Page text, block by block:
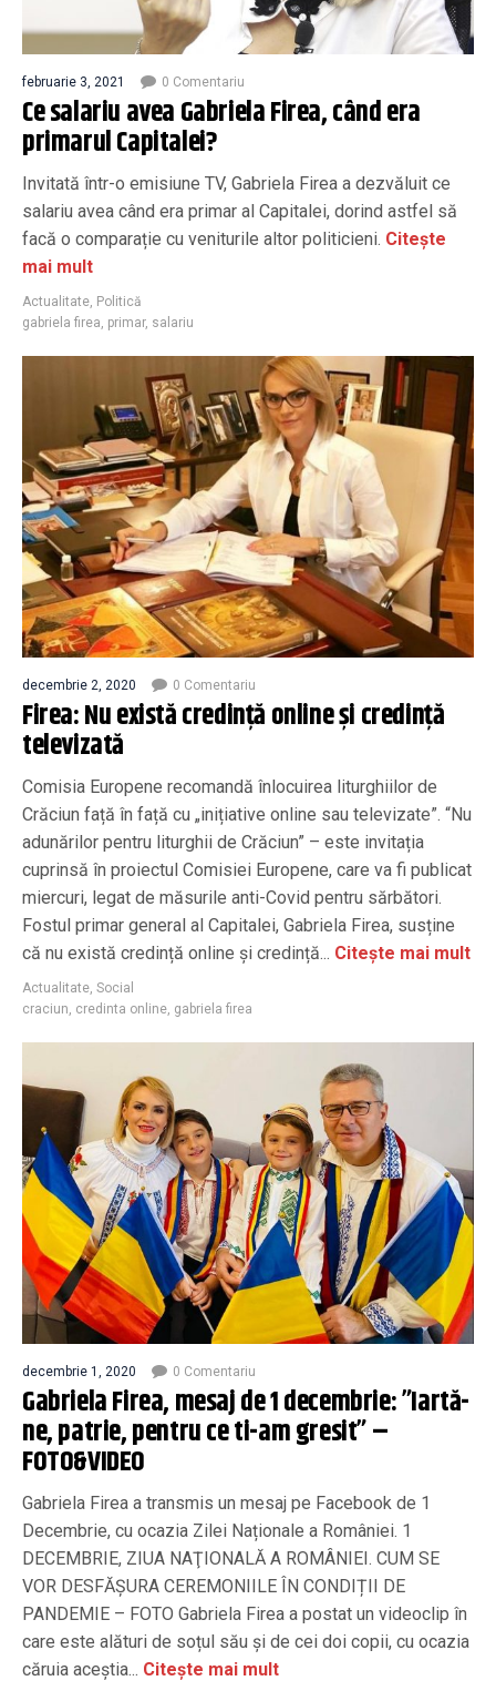
februarie 3, 2021 0 Comentariu
Ce salariu avea Gabriela Firea, când era
primarul Capitalei?
Invitată într-o emisiune TV, Gabriela Firea a dezvăluit ce
salariu avea când era primar al Capitalei, dorind astfel să
facă o comparație cu veniturile altor politicieni. Citește
mai mult
Actualitate Politică
gabriela firea primar, salariu
decembrie 2, 2020 0 Comentariu
Firea: Nu există credință online și credință
televizată
Comisia Europene recomandă înlocuirea liturghiilor de
Crăciun față în față cu „inițiative online sau televizate”. “Nu
adunărilor pentru liturghii de Crăciun” – este invitația
cuprinsă în proiectul Comisiei Europene, care va fi publicat
miercuri, legat de măsurile anti-Covid pentru sărbători.
Fostul primar general al Capitalei, Gabriela Firea, susține
că nu există credință online și credință... Citește mai mult
Actualitate Social
craciun credinta online gabriela firea
decembrie 1, 2020 0 Comentariu
Gabriela Firea, mesaj de 1 decembrie: ”Iartă-
ne, patrie, pentru ce ti-am gresit” –
FOTO&VIDEO
Gabriela Firea a transmis un mesaj pe Facebook de 1
Decembrie, cu ocazia Zilei Naționale a României. 1
DECEMBRIE, ZIUA NAŢIONALĂ A ROMÂNIEI. CUM SE
VOR DESFĂȘURA CEREMONIILE ÎN CONDIȚII DE
PANDEMIE – FOTO Gabriela Firea a postat un videoclip în
care este alături de soțul său și de cei doi copii, cu ocazia
căruia aceștia... Citește mai mult